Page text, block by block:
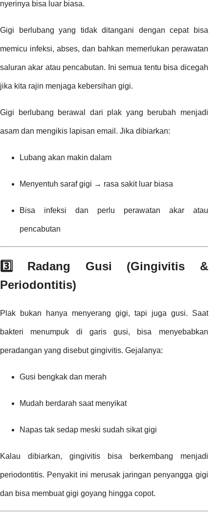
nyerinya bisa luar biasa.
Gigi berlubang yang tidak ditangani dengan cepat bisa
memicu infeksi, abses, dan bahkan memerlukan perawatan
saluran akar atau pencabutan. Ini semua tentu bisa dicegah
jika kita rajin menjaga kebersihan gigi.
Gigi berlubang berawal dari plak yang berubah menjadi
asam dan mengikis lapisan email. Jika dibiarkan:
Lubang akan makin dalam
Menyentuh saraf gigi → rasa sakit luar biasa
Bisa infeksi dan perlu perawatan akar atau
pencabutan
3️⃣ Radang Gusi (Gingivitis &
Periodontitis)
Plak bukan hanya menyerang gigi, tapi juga gusi. Saat
bakteri menumpuk di garis gusi, bisa menyebabkan
peradangan yang disebut gingivitis. Gejalanya:
Gusi bengkak dan merah
Mudah berdarah saat menyikat
Napas tak sedap meski sudah sikat gigi
Kalau dibiarkan, gingivitis bisa berkembang menjadi
periodontitis. Penyakit ini merusak jaringan penyangga gigi
dan bisa membuat gigi goyang hingga copot.